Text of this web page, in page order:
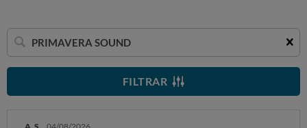
Buscar
una
empresa
FILTRAR